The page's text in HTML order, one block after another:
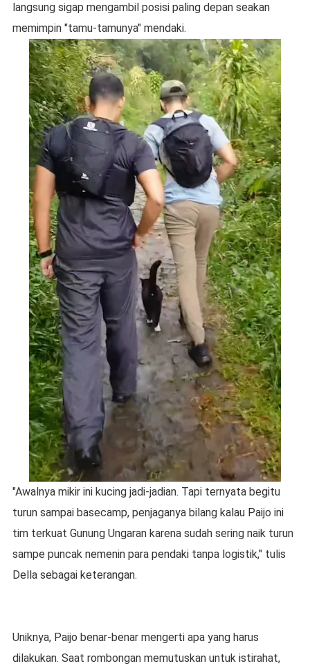
langsung sigap mengambil posisi paling depan seakan
memimpin "tamu-tamunya" mendaki.
"Awalnya mikir ini kucing jadi-jadian. Tapi ternyata begitu
turun sampai basecamp, penjaganya bilang kalau Paijo ini
tim terkuat Gunung Ungaran karena sudah sering naik turun
sampe puncak nemenin para pendaki tanpa logistik," tulis
Della sebagai keterangan.
Uniknya, Paijo benar-benar mengerti apa yang harus
dilakukan. Saat rombongan memutuskan untuk istirahat,